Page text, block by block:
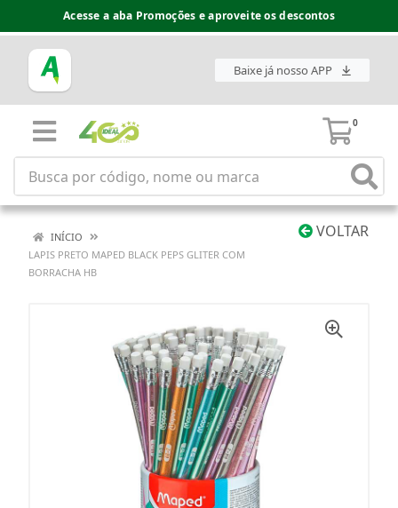
Acesse a aba Promoções e aproveite os descontos
Baixe já nosso APP
0
VOLTAR
INÍCIO
LAPIS PRETO MAPED BLACK PEPS GLITER COM
BORRACHA HB